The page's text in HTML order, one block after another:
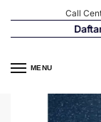
Call
Daftar
MENU